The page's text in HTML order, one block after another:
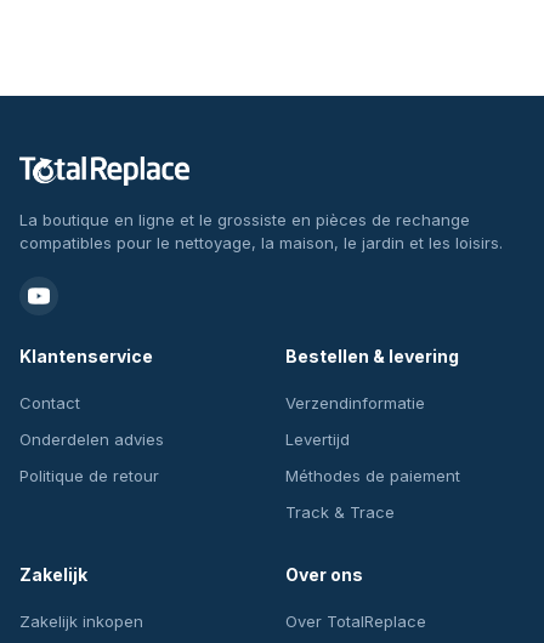
La boutique en ligne et le grossiste en pièces de rechange
compatibles pour le nettoyage, la maison, le jardin et les loisirs.
Klantenservice
Contact
Onderdelen advies
Politique de retour
Bestellen & levering
Verzendinformatie
Levertijd
Méthodes de paiement
Track & Trace
Zakelijk
Zakelijk inkopen
Over ons
Over TotalReplace